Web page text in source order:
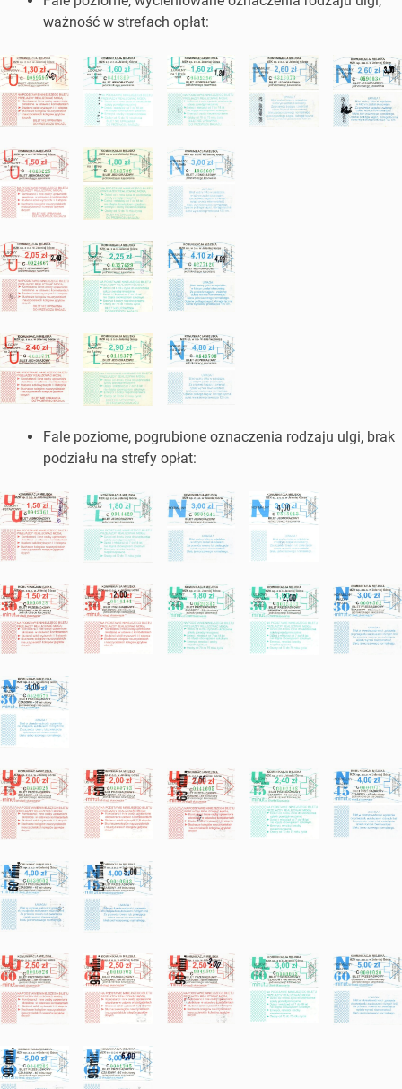
ważność w strefach opłat:
Fale poziome, pogrubione oznaczenia rodzaju ulgi, brak
podziału na strefy opłat: